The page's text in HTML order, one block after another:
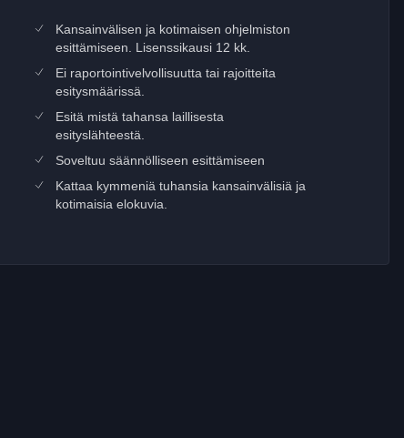
SisältääKansainvälisen ja kotimaisen ohjelmiston
esittämiseen. Lisenssikausi 12 kk.
Ei raportointivelvollisuutta tai rajoitteita
esitysmäärissä.
Esitä mistä tahansa laillisesta
esityslähteestä.
Soveltuu säännölliseen esittämiseen
Kattaa kymmeniä tuhansia kansainvälisiä ja
kotimaisia elokuvia.